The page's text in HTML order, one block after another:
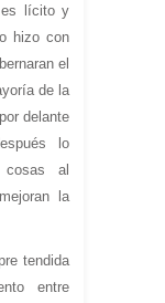
es lícito y
hizo con
el
de la
delante
lo
cosas al
la
tendida
entre